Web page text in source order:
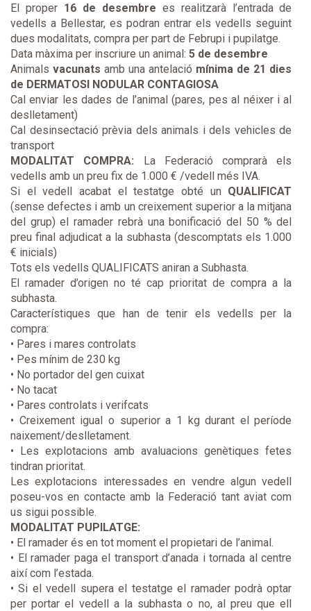
El proper 16 de desembre es realitzarà l’entrada de
vedells a Bellestar, es podran entrar els vedells seguint
dues modalitats, compra per part de Februpi i pupilatge.
Data màxima per inscriure un animal: 5 de desembre
Animalsvacunats amb una antelació mínima de 21 dies
de DERMATOSI NODULAR CONTAGIOSA
Cal enviar les dades de l’animal (pares, pes al néixer i al
deslletament)
Cal desinsectació prèvia dels animals i dels vehicles de
transport
MODALITAT COMPRA: La Federació comprarà els
vedells amb un preu fix de 1.000 € /vedell més IVA.
Si el vedell acabat el testatge obté un QUALIFICAT
(sense defectes i amb un creixement superior a la mitjana
del grup) el ramader rebrà una bonificació del 50 % del
preu final adjudicat a la subhasta (descomptats els 1.000
€ inicials)
Tots els vedells QUALIFICATS aniran a Subhasta.
El ramader d’origen no té cap prioritat de compra a la
subhasta.
Característiques que han de tenir els vedells per la
compra:
• Pares i mares controlats
• Pes mínim de 230 kg
• No portador del gen cuixat
• No tacat
• Pares controlats i verifcats
• Creixement igual o superior a 1 kg durant el període
naixement/deslletament.
• Les explotacions amb avaluacions genètiques fetes
tindran prioritat.
Les explotacions interessades en vendre algun vedell
poseu-vos en contacte amb la Federació tant aviat com
us sigui possible.
MODALITAT PUPILATGE:
• El ramader és en tot moment el propietari de l’animal.
• El ramader paga el transport d’anada i tornada al centre
així com l’estada.
• Si el vedell supera el testatge el ramader podrà optar
per portar el vedell a la subhasta o no, al preu que ell